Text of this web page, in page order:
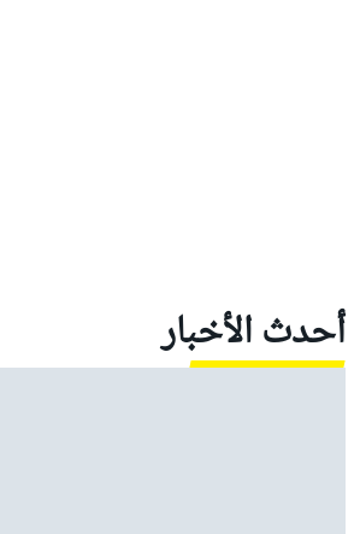
أحدث الأخبار